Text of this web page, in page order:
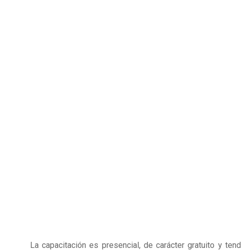
La capacitación es presencial, de carácter gratuito y